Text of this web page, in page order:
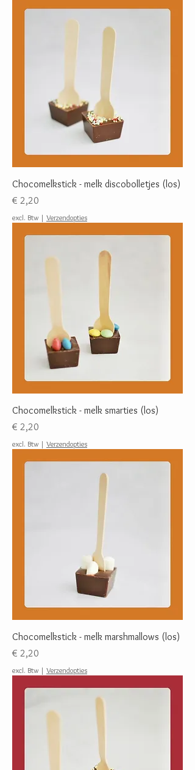
Chocomelkstick - melk discobolletjes (los)
Prijs
€ 2,20
excl. Btw | Verzendopties
Chocomelkstick - melk smarties (los)
Prijs
€ 2,20
excl. Btw | Verzendopties
Chocomelkstick - melk marshmallows (los)
Prijs
€ 2,20
excl. Btw | Verzendopties